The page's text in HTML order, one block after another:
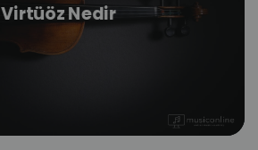
Virtüöz Nedir